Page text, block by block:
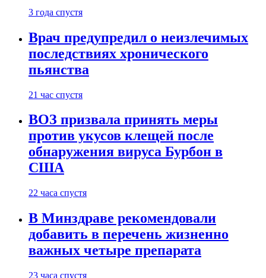
3 года спустя
Врач предупредил о неизлечимых
последствиях хронического
пьянства
21 час спустя
ВОЗ призвала принять меры
против укусов клещей после
обнаружения вируса Бурбон в
США
22 часа спустя
В Минздраве рекомендовали
добавить в перечень жизненно
важных четыре препарата
23 часа спустя